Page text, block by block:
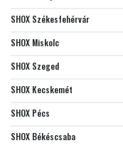
SHOX Székesfehérvár
SHOX Miskolc
SHOX Szeged
SHOX Kecskemét
SHOX Pécs
SHOX Békéscsaba